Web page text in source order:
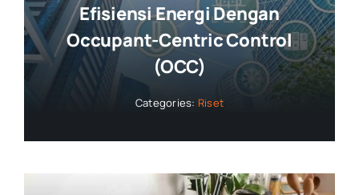
Efisiensi Energi Dengan
Occupant-Centric Control
(OCC)
Categories: Riset